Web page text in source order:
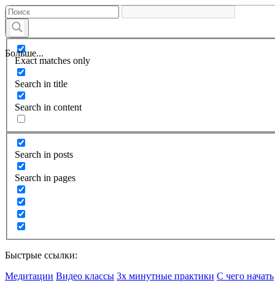
Больше...
Exact matches only
Search in title
Search in content
Search in posts
Search in pages
Быстрые ссылки:
Медитации Видео классы 3х минутные практики С чего начать